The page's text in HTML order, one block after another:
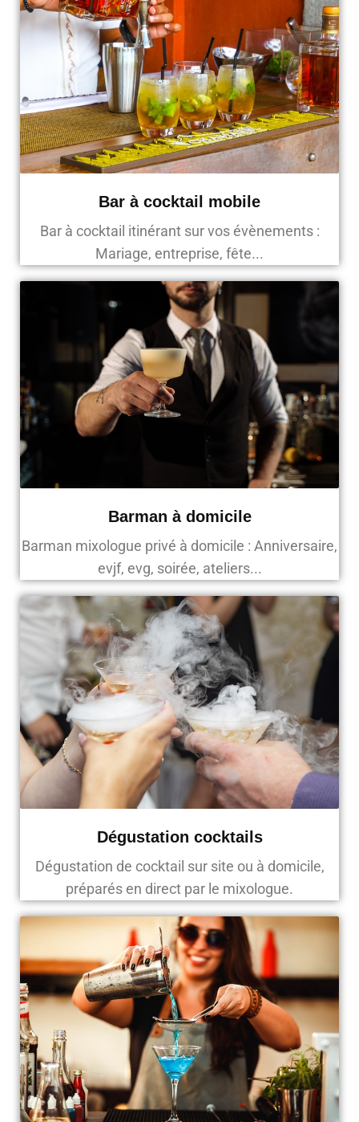
Bar à cocktail mobile
Bar à cocktail itinérant sur vos évènements :
Mariage, entreprise, fête...
Barman à domicile
Barman mixologue privé à domicile : Anniversaire,
evjf, evg, soirée, ateliers...
Dégustation cocktails
Dégustation de cocktail sur site ou à domicile,
préparés en direct par le mixologue.